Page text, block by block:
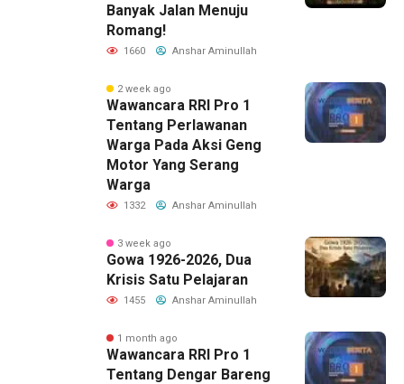
Banyak Jalan Menuju
Romang!
1660 Anshar Aminullah
2 week ago
Wawancara RRI Pro 1
Tentang Perlawanan
Warga Pada Aksi Geng
Motor Yang Serang
Warga
1332 Anshar Aminullah
3 week ago
Gowa 1926-2026, Dua
Krisis Satu Pelajaran
1455 Anshar Aminullah
1 month ago
Wawancara RRI Pro 1
Tentang Dengar Bareng